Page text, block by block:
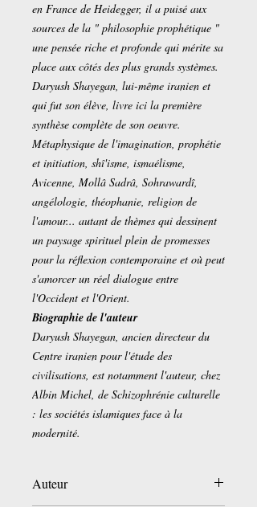
en France de Heidegger, il a puisé aux
sources de la " philosophie prophétique "
une pensée riche et profonde qui mérite sa
place aux côtés des plus grands systèmes.
Daryush Shayegan, lui-même iranien et
qui fut son élève, livre ici la première
synthèse complète de son oeuvre.
Métaphysique de l'imagination, prophétie
et initiation, shî'isme, ismaélisme,
Avicenne, Mollâ Sadrâ, Sohrawardî,
angélologie, théophanie, religion de
l'amour... autant de thèmes qui dessinent
un paysage spirituel plein de promesses
pour la réflexion contemporaine et où peut
s'amorcer un réel dialogue entre
l'Occident et l'Orient.
Biographie de l'auteur
Daryush Shayegan, ancien directeur du
Centre iranien pour l'étude des
civilisations, est notamment l'auteur, chez
Albin Michel, de Schizophrénie culturelle
: les sociétés islamiques face à la
modernité.
Auteur